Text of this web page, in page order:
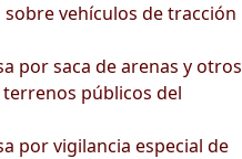
vehículos de tracción
por saca de arenas y otros
públicos del
por vigilancia especial de